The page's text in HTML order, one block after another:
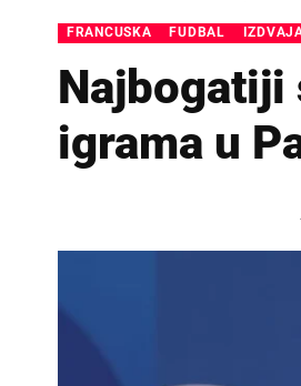
FRANCUSKA FUDBAL
igrama u